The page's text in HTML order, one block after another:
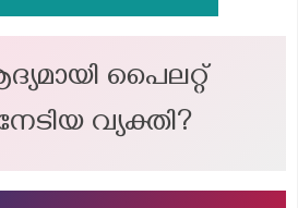
പൈലറ്റ്
വ്യക്തി?